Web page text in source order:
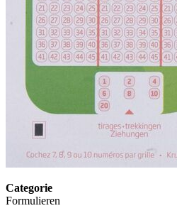
Categorie
Formulieren